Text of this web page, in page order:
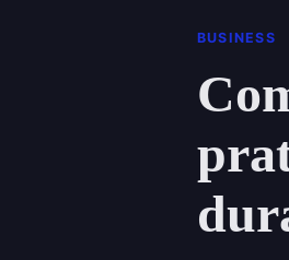
BUSINESS